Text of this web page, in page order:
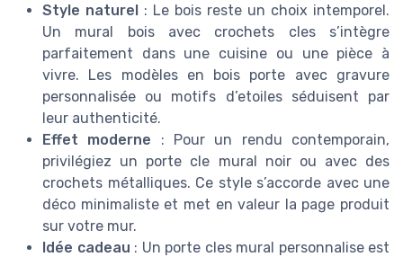
Style naturel : Le bois reste un choix intemporel.
Un mural bois avec crochets cles s’intègre
parfaitement dans une cuisine ou une pièce à
vivre. Les modèles en bois porte avec gravure
personnalisée ou motifs d’etoiles séduisent par
leur authenticité.
Effet moderne : Pour un rendu contemporain,
privilégiez un porte cle mural noir ou avec des
crochets métalliques. Ce style s’accorde avec une
déco minimaliste et met en valeur la page produit
sur votre mur.
Idée cadeau : Un porte cles mural personnalise est